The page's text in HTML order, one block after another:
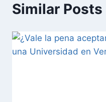
Similar Posts